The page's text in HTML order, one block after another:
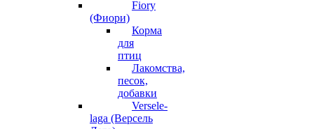
Fiory
(Фиори)
Корма
для
птиц
Лакомства,
песок,
добавки
Versele-
laga (Версель